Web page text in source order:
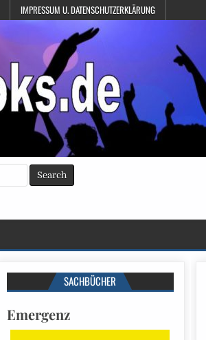
IMPRESSUM U. DATENSCHUTZERKLÄRUNG
SACHBÜCHER
Emergenz